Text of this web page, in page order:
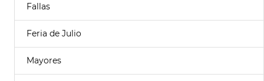
Fallas
Feria de Julio
Mayores